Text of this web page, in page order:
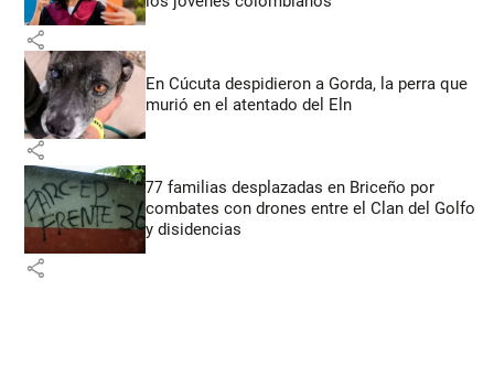
share
En Cúcuta despidieron a Gorda, la perra que
murió en el atentado del Eln
share
77 familias desplazadas en Briceño por
combates con drones entre el Clan del Golfo
y disidencias
share